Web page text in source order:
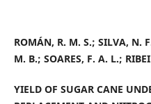
ROMÁN, R. M. S.; SILVA, N.
M. B.; SOARES, F. A. L.;
YIELD OF SUGAR CANE